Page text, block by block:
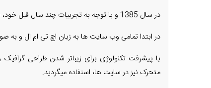
در سال 1385 و با توجه به تجربیات چند سال قبل خود، به صورت کاملا تخصصی ارائه خدمات خود را آغاز کردیم.
در ابتدا تمامی وب سایت ها به زبان اچ تی ام ال و به
با پیشرفت تکنولوژی برای زیباتر شدن طراحی
متحرک نیز در سایت ها، استفاده میگردید.